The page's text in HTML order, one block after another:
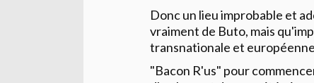
Donc un lieu improbable et
vraiment de Buto, mais
transnationale et
"Bacon R'us" pour